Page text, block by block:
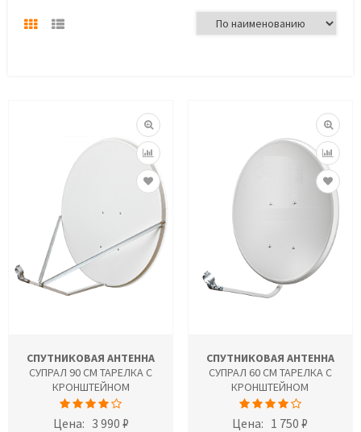
СПУТНИКОВАЯ АНТЕННА
СУПРАЛ 90 СМ ТАРЕЛКА С
КРОНШТЕЙНОМ
Цена: 3 990 ₽
СПУТНИКОВАЯ АНТЕННА
СУПРАЛ 60 СМ ТАРЕЛКА С
КРОНШТЕЙНОМ
Цена: 1 750 ₽